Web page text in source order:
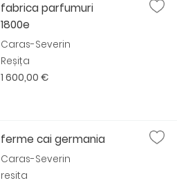
fabrica parfumuri
1800e
Caras-Severin
Reșița
1 600,00 €
ferme cai germania
Caras-Severin
resita